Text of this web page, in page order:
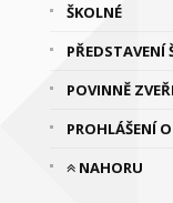
ŠKOLNÉ
PŘEDSTAVENÍ
POVINNĚ
PROHLÁŠENÍ
NAHORU